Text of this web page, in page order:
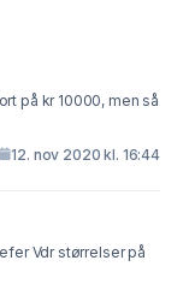
på kr 10000, men så
12. nov 2020 kl. 16:44
Vdr størrelser på